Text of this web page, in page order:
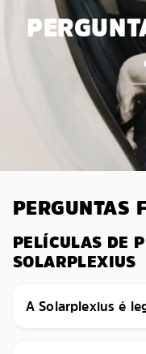
PERGUNTAS
PELÍCULAS DE
SOLARPLEXIUS
A Solarplexius é